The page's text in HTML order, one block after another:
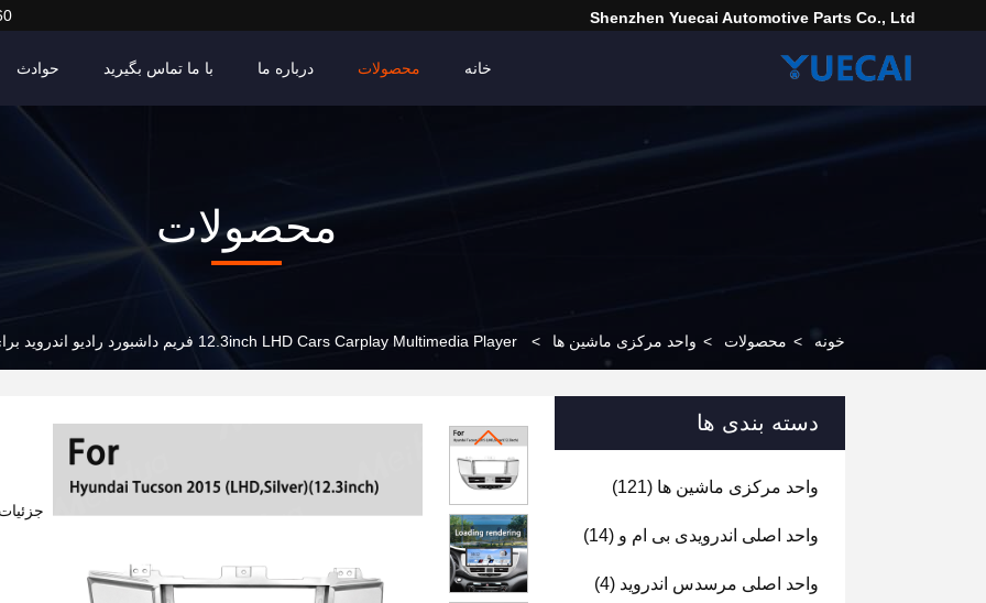
Shenzhen Yuecai Automotive Parts Co., Ltd
خانه محصولات درباره ما با ما تماس بگیرید حوادث
محصولات
خونه > محصولات > واحد مرکزی ماشین ها > 12.3inch LHD Cars Carplay Multimedia Player فریم داشبورد رادیو اندروید برای هیوندای توسون 2015
دسته بندی ها
واحد مرکزی ماشین ها (121)
واحد اصلی اندرویدی بی ام و (14)
واحد اصلی مرسدس اندروید (4)